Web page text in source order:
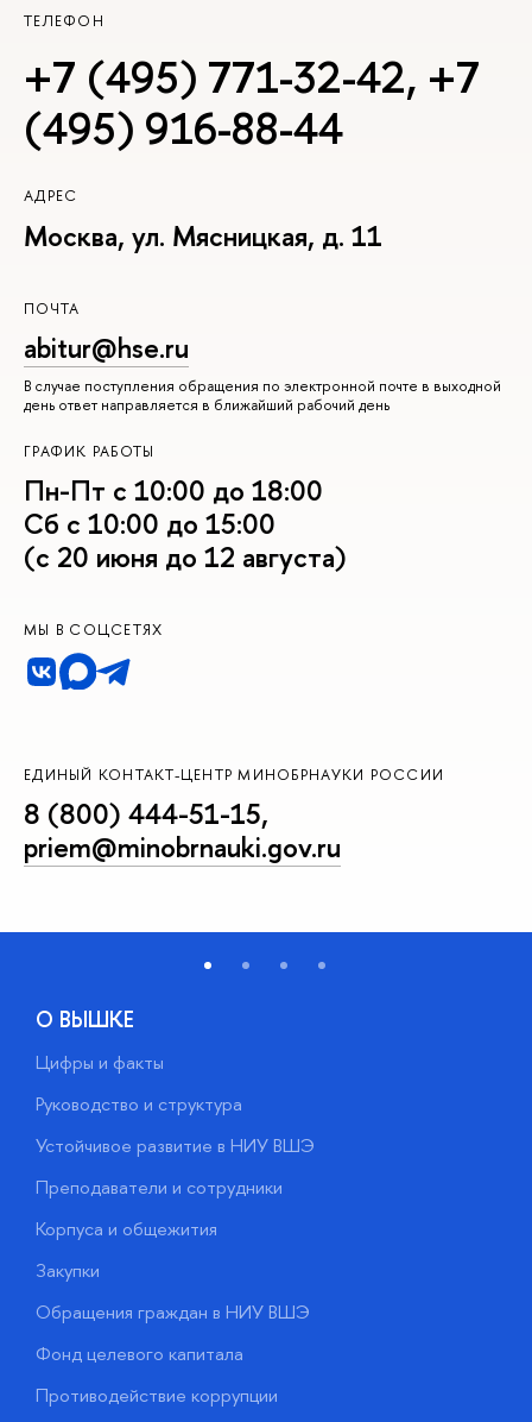
ТЕЛЕФОН
+7 (495) 771-32-42, +7
(495) 916-88-44
АДРЕС
Москва, ул. Мясницкая, д. 11
ПОЧТА
abitur@hse.ru
В случае поступления обращения по электронной почте в выходной
день ответ направляется в ближайший рабочий день
ГРАФИК РАБОТЫ
Пн-Пт с 10:00 до 18:00
Сб с 10:00 до 15:00
(с 20 июня до 12 августа)
МЫ В СОЦСЕТЯХ
ЕДИНЫЙ КОНТАКТ-ЦЕНТР МИНОБРНАУКИ РОССИИ
8 (800) 444-51-15,
priem@minobrnauki.gov.ru
О ВЫШКЕ
Цифры и факты
Руководство и структура
Устойчивое развитие в НИУ ВШЭ
Преподаватели и сотрудники
Корпуса и общежития
Закупки
Обращения граждан в НИУ ВШЭ
Фонд целевого капитала
Противодействие коррупции